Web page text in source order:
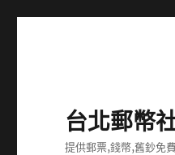
台北郵幣
提供郵票,錢幣,舊鈔免